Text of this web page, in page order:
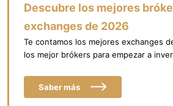
Descubre los mejores
exchanges de 2026
Te contamos los mejores exchanges
los mejor brókers para empezar a
Saber más